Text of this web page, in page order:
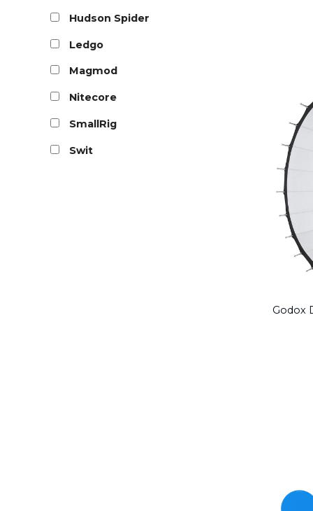
Hudson Spider
Ledgo
Magmod
Nitecore
SmallRig
Swit
Godox